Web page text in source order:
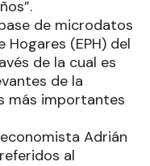
de microdatos
Hogares (EPH) del
de la cual es
de la
más importantes
Adrián
al